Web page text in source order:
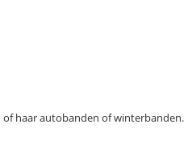
of haar autobanden of winterbanden.